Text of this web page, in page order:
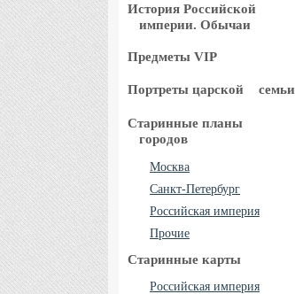
История Российской
империи. Обычаи
Предметы VIP
Портреты царской семьи
Старинные планы
городов
Москва
Санкт-Петербург
Российская империя
Прочие
Старинные карты
Российская империя